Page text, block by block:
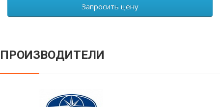
Запросить цену
ПРОИЗВОДИТЕЛИ